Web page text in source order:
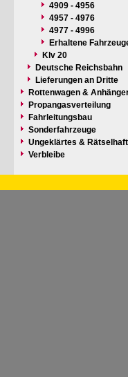
4909 - 4956
4957 - 4976
4977 - 4996
Erhaltene
Klv 20
Deutsche Reichsbahn
Lieferungen an Dritte
Rottenwagen &
Propangasverteilung
Fahrleitungsbau
Sonderfahrzeuge
Ungeklärtes &
Verbleibe